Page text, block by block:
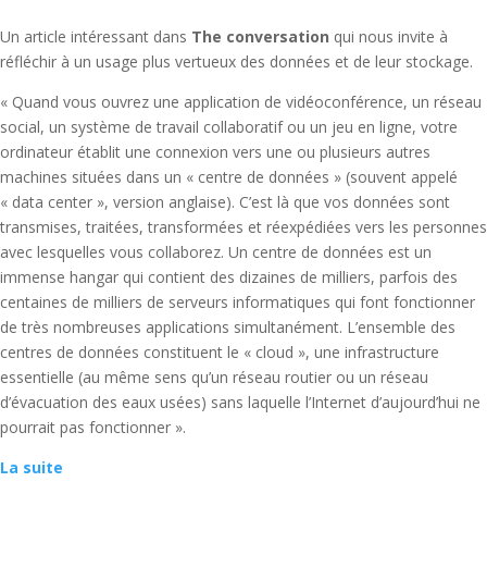
Un article intéressant dans The conversation qui nous invite à
réfléchir à un usage plus vertueux des données et de leur stockage.
« Quand vous ouvrez une application de vidéoconférence, un réseau
social, un système de travail collaboratif ou un jeu en ligne, votre
ordinateur établit une connexion vers une ou plusieurs autres
machines situées dans un « centre de données » (souvent appelé
« data center », version anglaise). C’est là que vos données sont
transmises, traitées, transformées et réexpédiées vers les personnes
avec lesquelles vous collaborez. Un centre de données est un
immense hangar qui contient des dizaines de milliers, parfois des
centaines de milliers de serveurs informatiques qui font fonctionner
de très nombreuses applications simultanément. L’ensemble des
centres de données constituent le « cloud », une infrastructure
essentielle (au même sens qu’un réseau routier ou un réseau
d’évacuation des eaux usées) sans laquelle l’Internet d’aujourd’hui ne
pourrait pas fonctionner ».
La suite